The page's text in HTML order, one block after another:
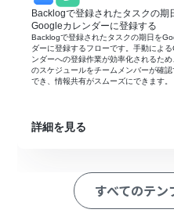
■フローボットの流れ
はじめに、Notion、
Yoomと連携します。
次に、トリガーで
起動」するよう設定しま
次に、オペレーション
に会議予定を作成します。
最後に、オペレーション
※「トリガー」：フロー起動の
ペレーション」：トリガー起
Backlogで登録されたタスクの期
Googleカレンダーに登録する
Backlogで登録されたタスクの期日を
ダーに登録するフローです。手動によ
ンダーへの登録作業が効率化されるた
のスケジュールをチームメンバーが確
でき、情報共有がスムーズにできます。
詳細を見る
すべてのテン